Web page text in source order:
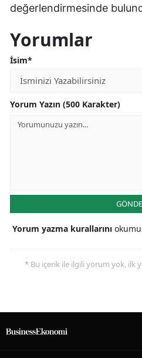
değerlendirmesinde
Yorumlar
İsim*
Yorum Yazın (500 Karakter)
Yorum yazma kurallarını
* Bu içerik ile ilgili yorum yok, ilk